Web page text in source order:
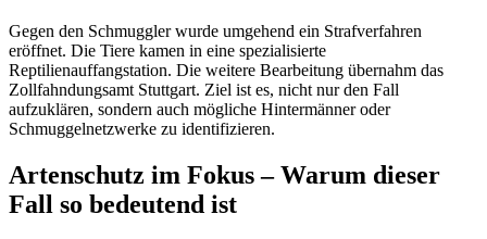
Gegen den Schmuggler wurde umgehend ein Strafverfahren
eröffnet. Die Tiere kamen in eine spezialisierte
Reptilienauffangstation. Die weitere Bearbeitung übernahm das
Zollfahndungsamt Stuttgart. Ziel ist es, nicht nur den Fall
aufzuklären, sondern auch mögliche Hintermänner oder
Schmuggelnetzwerke zu identifizieren.
Artenschutz im Fokus – Warum dieser
Fall so bedeutend ist